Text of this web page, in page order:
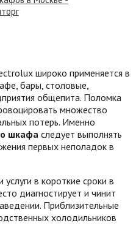
широко применяется в
бары, столовые,
общепита. Поломка
множество
потерь. Именно
шкафа следует выполнять
первых неполадок в
в короткие сроки в
диагностирует и чинит
Приблизительные
холодильников